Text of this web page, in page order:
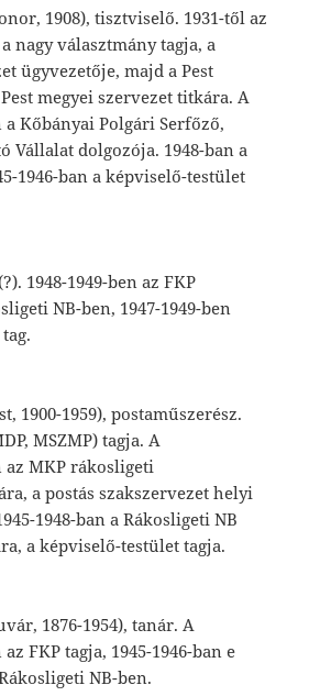
1908),tisztviselő. 1931-tőlaz
anagy választmány tagja,a
ügyvezetője,majdaPest
Pestmegyeiszervezettitkára.A
aKőbányaiPolgáriSerfőző,
Vállalatdolgozója. 1948-bana
1946-banaképviselő-testület
1948-1949-benazFKP
NB-ben, 1947-1949-ben
tag.
1900-1959),postaműszerész.
MSZMP)tagja.A
azMKPrákosligeti
apostásszakszervezethelyi
1948-banaRákosligeti NB
aképviselő-testülettagja.
1876-1954),tanár.A
azFKPtagja, 1945-1946-bane
NB-ben.